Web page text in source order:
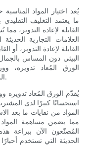
يُعد اختيار المواد
ما يعتمد التغليف
القابلة لإعادة التدوير،
العلامات التجارية
القابلة لإعادة التدوير، أو
البيئي دون المساس
الورق المُعاد تدويره،
المُقولب، وجميعها تتميز بمتانة وتنوع ممتازين.
يُقدّم الورق المُعاد تدويره
استحسانًا كبيرًا لدى
المواد من نفايات ما بعد
مما يضمن مساهمة المواد
المُصنّعون الآن ببراعة
الحديثة التي تستخدم أحبارًا